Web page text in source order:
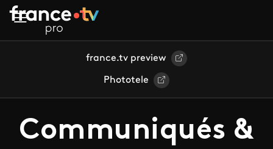
Aller au contenu principal
france.tv preview
Phototele
Communiqués &